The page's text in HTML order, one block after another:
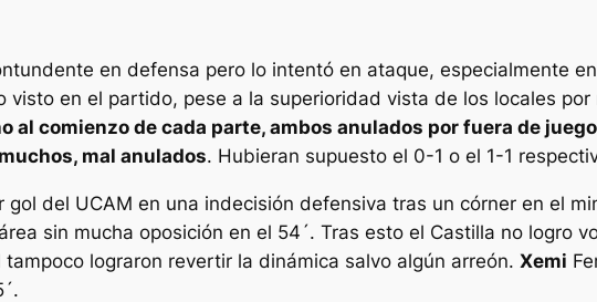
en defensa pero lo intentó en ataque, especialmente
visto en el partido, pese a la superioridad vista de los locales por
al comienzo de cada parte, ambos anulados por fuera de
mal anulados. Hubieran supuesto el 0-1 o el 1-1
gol del UCAM en una indecisión defensiva tras un córner en el
sin mucha oposición en el 54´. Tras esto el Castilla no logro
lograron revertir la dinámica salvo algún arreón. Xemi